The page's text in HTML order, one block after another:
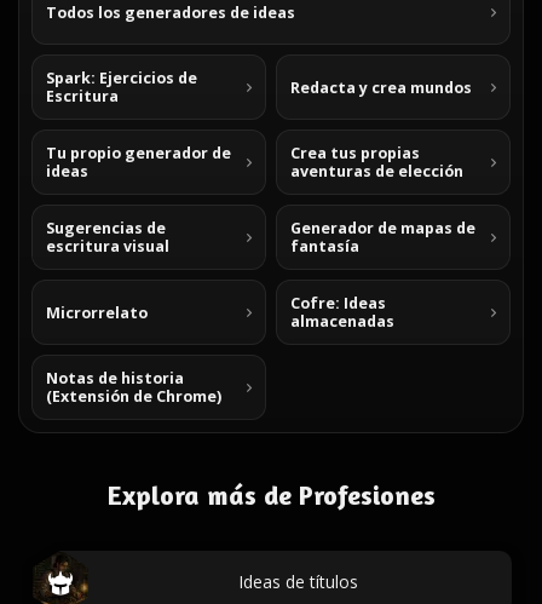
Todos los generadores de ideas
Spark: Ejercicios de
Escritura
Redacta y crea mundos
Tu propio generador de
ideas
Crea tus propias
aventuras de elección
Sugerencias de
escritura visual
Generador de mapas de
fantasía
Microrrelato
Cofre: Ideas
almacenadas
Notas de historia
(Extensión de Chrome)
Explora más de Profesiones
Ideas de títulos